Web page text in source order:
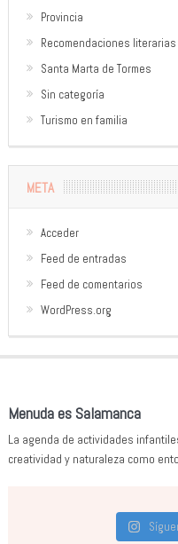
Provincia
Recomendaciones
Santa Marta de Tormes
Sin categoría
Turismo en familia
META
Acceder
Feed de entradas
Feed de comentarios
WordPress.org
Menuda es Salamanca
La agenda de actividades
creatividad y naturaleza como